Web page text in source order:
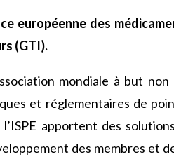
européenne des
(GTI).
mondiale à but non
et réglementaires de
apportent des
des membres et